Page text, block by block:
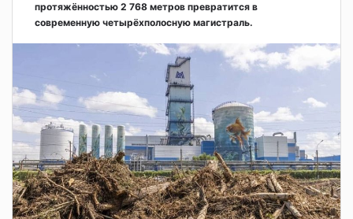
протяжённостью 2 768 метров превратится в
современную четырёхполосную магистраль.